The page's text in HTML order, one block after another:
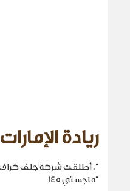
ريادة
". أطلقت شركة جلف كرافت،
"ماجستي 145